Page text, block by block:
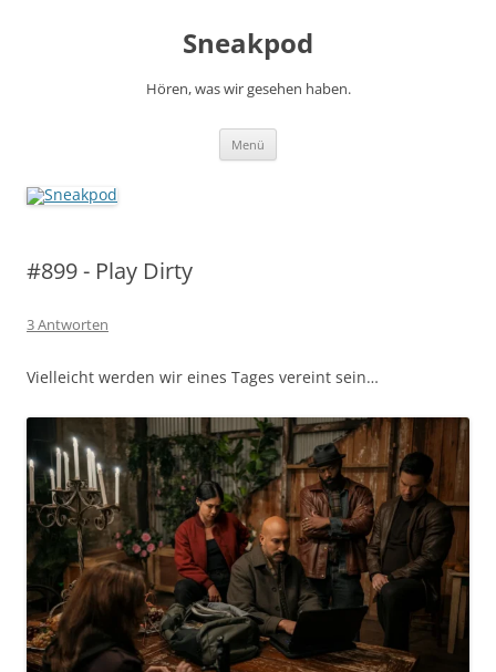
Sneakpod
Hören, was wir gesehen haben.
Menü
#899 - Play Dirty
3 Antworten
Vielleicht werden wir eines Tages vereint sein…